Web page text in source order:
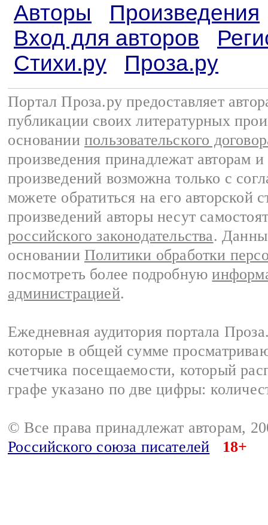
Авторы
Произведения
Вход для авторов
Стихи.ру
Проза.ру
Портал Проза.ру предоставляет
публикации своих литературных
основании пользовательского
произведения принадлежат авторам
произведений возможна только с
можете обратиться на его авторской
произведений авторы несут
российского законодательства.
основании Политики обработки
посмотреть более подробную
администрацией.
Ежедневная аудитория портала
которые в общей сумме
счетчика посещаемости, который
графе указано по две цифры:
© Все права принадлежат авторам,
Российского союза писателей
18+